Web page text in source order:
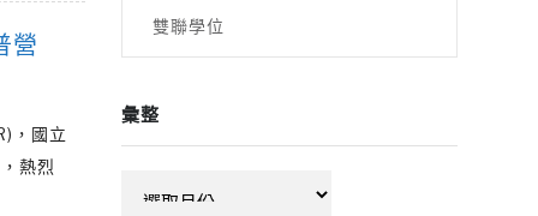
營
，國立
熱烈
雙聯學位
彙整